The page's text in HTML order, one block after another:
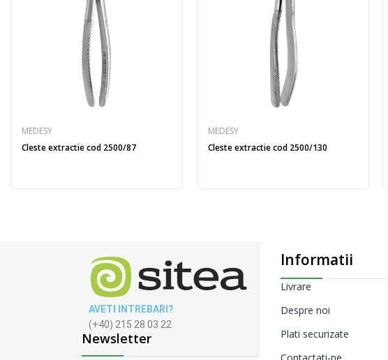
MEDESY
Cleste extractie cod 2500/87
MEDESY
Cleste extractie cod 2500/130
AVETI INTREBARI?
(+40) 215 28 03 22
Newsletter
Informatii
Livrare
Despre noi
Plati securizate